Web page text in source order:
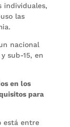
individuales,
las
nacional
sub-15, en
en los
para
está entre